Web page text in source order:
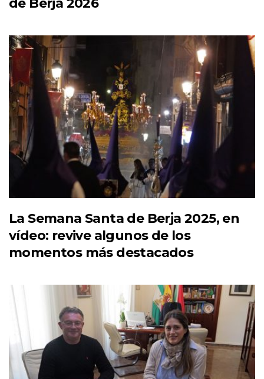
de Berja 2026
La Semana Santa de Berja 2025, en
vídeo: revive algunos de los
momentos más destacados